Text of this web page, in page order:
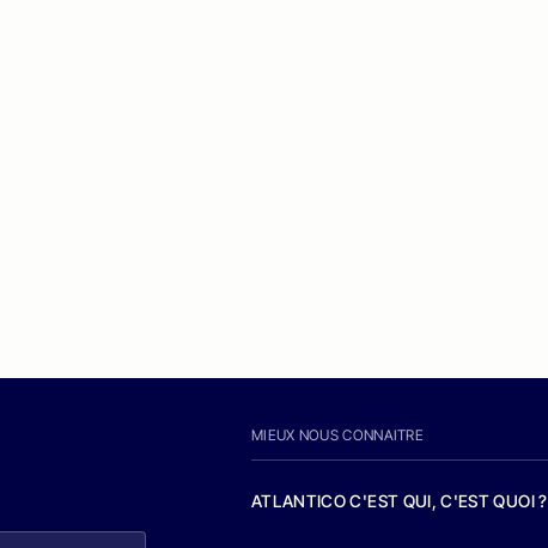
MIEUX NOUS CONNAITRE
ATLANTICO C'EST QUI, C'EST QUOI ?